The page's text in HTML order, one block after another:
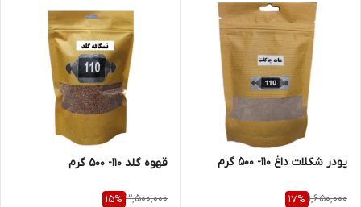
پودر شکلات داغ 110- 500 گرم
1,650,000
17%
قهوه گلد 110- 500 گرم
3,500,000
15%